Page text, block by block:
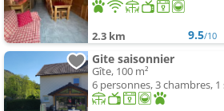
2.3 km 9.5/10
Gite saisonnier
Gîte, 100 m²
6 personnes, 3 chambres, 1